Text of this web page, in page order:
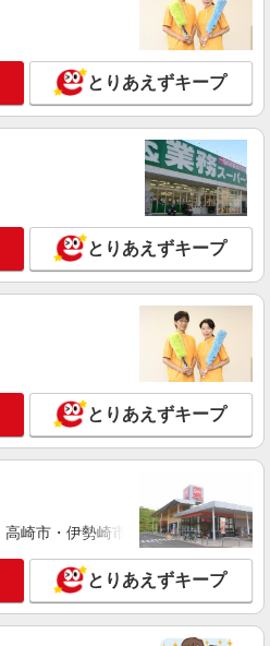
円 ※残業手当別途支給 ※研修期間
費別途支給（規定あ
有) お友達を紹介頂くと, イ
) ゜・。○。・゜+゜・。
橋市の家電量販店
詳細を見る
売【ソフトバンク】
円〜 ※別途インセンティブ、職能評
※残業代支給 ★交通費別途支給（規定
有）★ ゜・。○。・゜+゜・。○。・゜
詳細を見る
ク】の店舗スタッフ
円〜320000円（経験・能力によ
支給 ★交通費別途支給（規定あり）
。・゜+゜・。○。・゜+゜ 入社祝い金
介頂くと, インセン
定有) ゜・。○。・゜+゜・。
橋市のsoftbankショップ
詳細を見る
とりあえずキープ
とりあえずキープ
とりあえずキープ
崎市・伊勢崎市・太田市・館林市
とりあえずキープ